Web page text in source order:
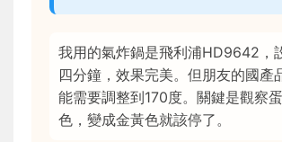
我用的氣炸鍋是飛利浦HD9642，
四分鐘，效果完美。但朋友的國產
能需要調整到170度。關鍵是觀察
色，變成金黃色就該停了。